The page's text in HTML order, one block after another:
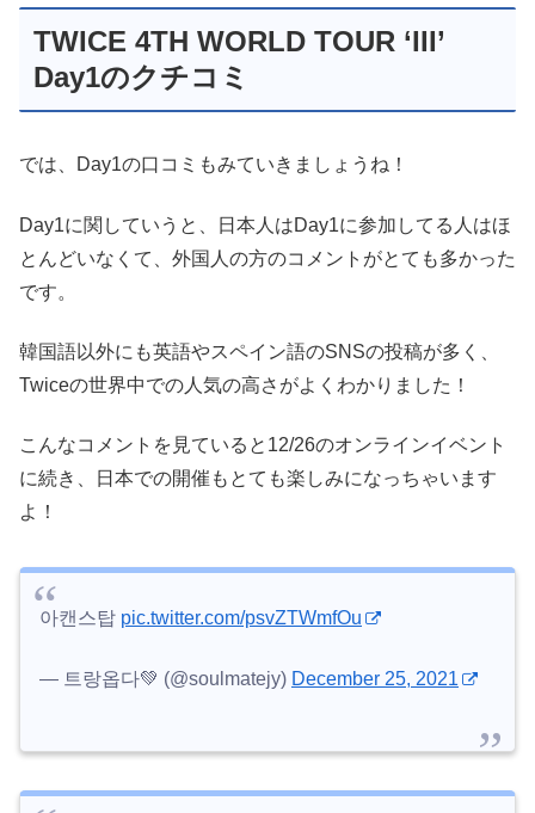
TWICE 4TH WORLD TOUR ‘III’
Day1のクチコミ
では、Day1の口コミもみていきましょうね！
Day1に関していうと、日本人はDay1に参加してる人はほ
とんどいなくて、外国人の方のコメントがとても多かった
です。
韓国語以外にも英語やスペイン語のSNSの投稿が多く、
Twiceの世界中での人気の高さがよくわかりました！
こんなコメントを見ていると12/26のオンラインイベント
に続き、日本での開催もとても楽しみになっちゃいます
よ！
아캔스탑 pic.twitter.com/psvZTWmfOu
— 트랑옵다💚 (@soulmatejy) December 25, 2021